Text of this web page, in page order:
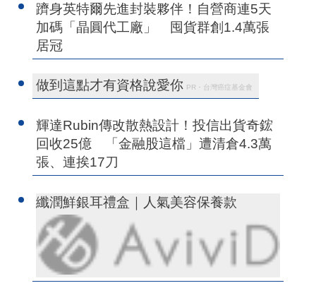
躋身英特爾先進封裝夥伴！自營商連5天
加碼「晶圓代工廠」 囤貨群創1.4萬張
居冠
做到這點才有資格說愛你 PR・台灣癌症基金會
輝達Rubin傳改散熱設計！投信出貨奇鋐
回收25億 「金融股這檔」遭清倉4.3萬
張、連挨17刀
纖潤鮮銀耳禮盒｜人氣美容保養款